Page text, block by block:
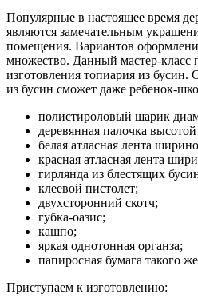
Популярные в настоящее время
являются замечательным
помещения. Вариантов
множество. Данный мастер-класс
изготовления топиария из бусин.
из бусин сможет даже ребенок-
полистироловый шарик
деревянная палочка
белая атласная лента
красная атласная лента
гирлянда из блестящих
клеевой пистолет;
двухсторонний скотч;
губка-оазис;
кашпо;
яркая однотонная органза;
папиросная бумага такого
Приступаем к изготовлению: